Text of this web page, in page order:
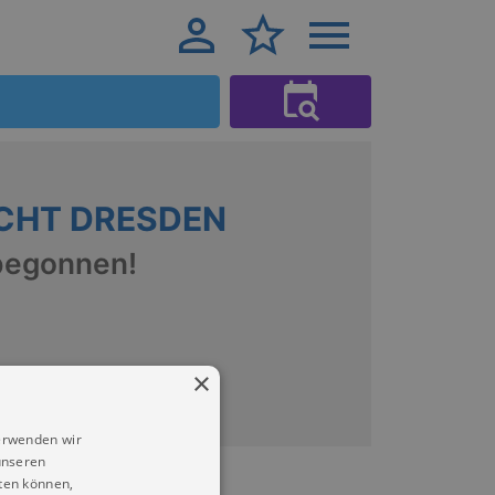
DRESDEN
×
wir
können,